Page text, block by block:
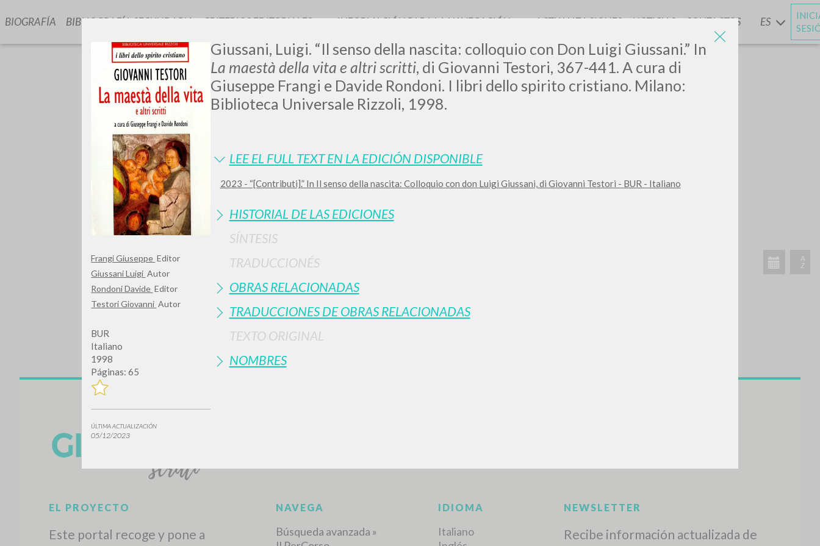
Frangi Giuseppe Editor
Giussani Luigi Autor
Rondoni Davide Editor
Testori Giovanni Autor
BUR
Italiano
1998
Páginas: 65
ÚLTIMA ACTUALIZACIÓN
05/12/2023
Giussani, Luigi. “Il senso della nascita: colloquio con Don Luigi Giussani.” In
La maestà della vita e altri scritti, di Giovanni Testori, 367-441. A cura di
Giuseppe Frangi e Davide Rondoni. I libri dello spirito cristiano. Milano:
Biblioteca Universale Rizzoli, 1998.
LEE EL FULL TEXT EN LA EDICIÓN DISPONIBLE
2023 - “[Contributi].” In Il senso della nascita: Colloquio con don Luigi Giussani, di Giovanni Testori - BUR - Italiano
HISTORIAL DE LAS EDICIONES
SÍNTESIS
TRADUCCIONÉS
OBRAS RELACIONADAS
TRADUCCIONES DE OBRAS RELACIONADAS
TEXTO ORIGINAL
NOMBRES
GIUSSANI
scritti
BIOGRAFÍA BIBLIOGRAFÍA SECUNDARIA CRITERIOS EDITORIALES INFORMACIÓN PARA LA NAVEGACIÓN ACTUALIZACIONESYNOTICIAS CONTACTOS ES
TIPOLOGÍA